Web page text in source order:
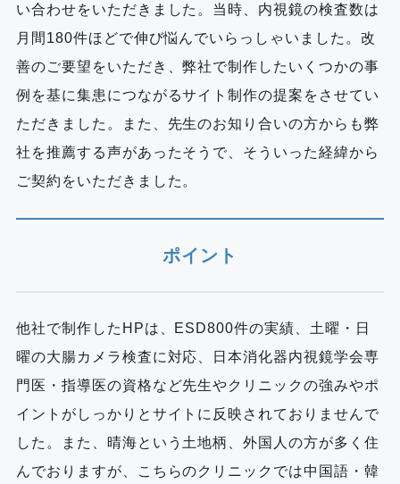
い合わせをいただきました。当時、内視鏡の検査数は
月間180件ほどで伸び悩んでいらっしゃいました。改
善のご要望をいただき、弊社で制作したいくつかの事
例を基に集患につながるサイト制作の提案をさせてい
ただきました。また、先生のお知り合いの方からも弊
社を推薦する声があったそうで、そういった経緯から
ご契約をいただきました。
ポイント
他社で制作したHPは、ESD800件の実績、土曜・日
曜の大腸カメラ検査に対応、日本消化器内視鏡学会専
門医・指導医の資格など先生やクリニックの強みやポ
イントがしっかりとサイトに反映されておりませんで
した。また、晴海という土地柄、外国人の方が多く住
んでおりますが、こちらのクリニックでは中国語・韓